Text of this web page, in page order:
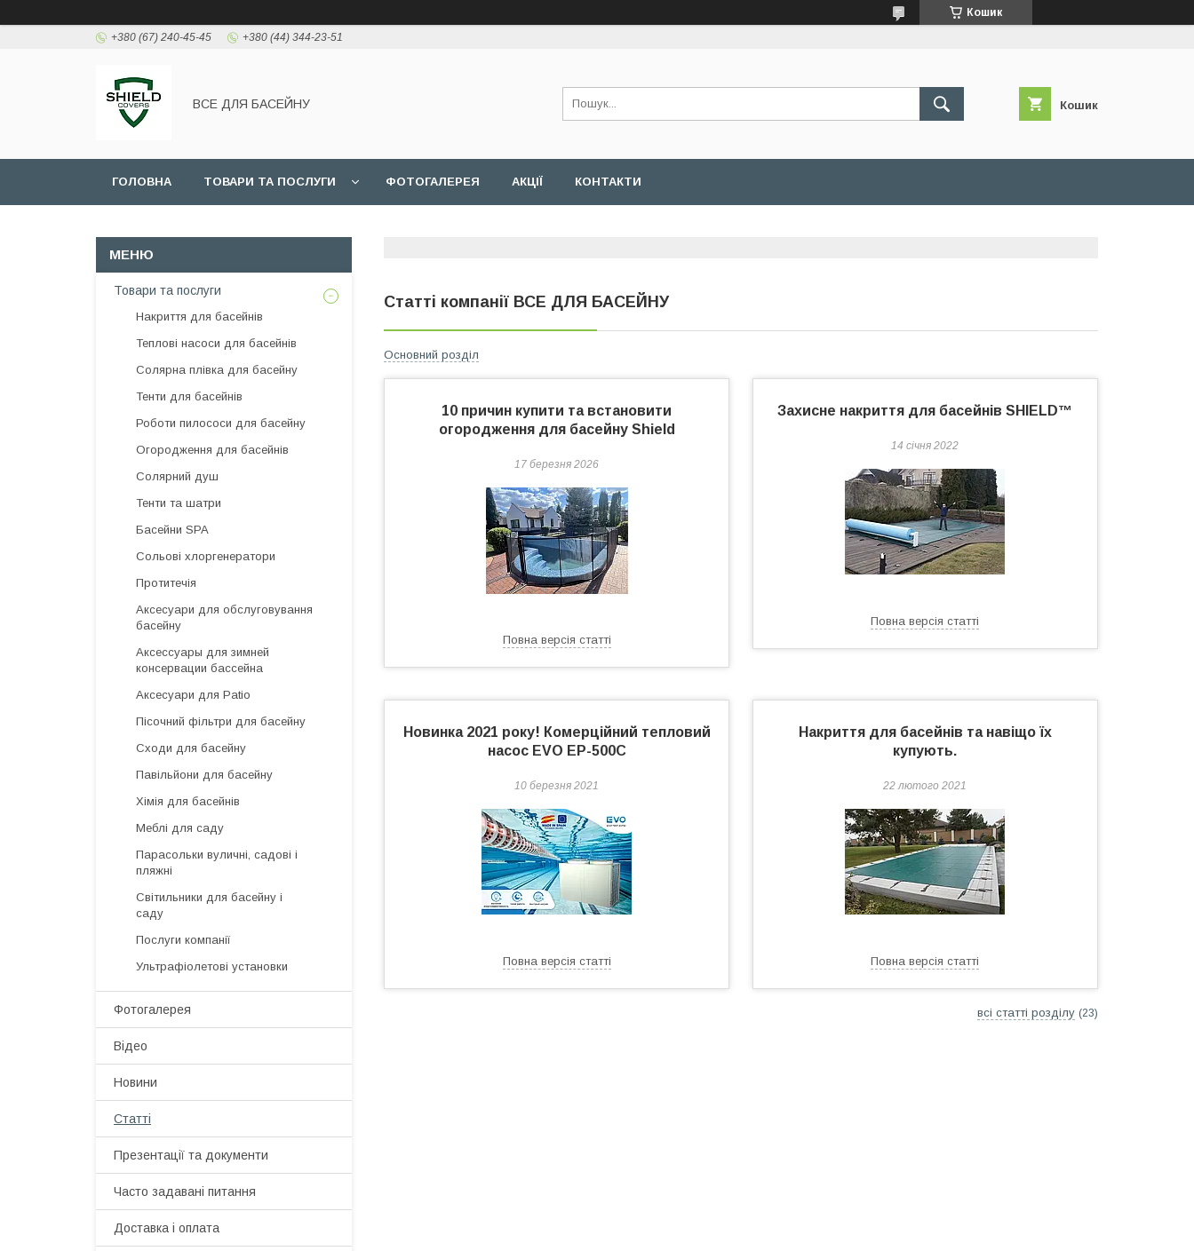
Кошик
+380 (67) 240-45-45 +380 (44) 344-23-51
ВСЕ ДЛЯ БАСЕЙНУ Кошик
ГОЛОВНА ТОВАРИ ТА ПОСЛУГИ ФОТОГАЛЕРЕЯ АКЦІЇ КОНТАКТИ
Статті компанії ВСЕ ДЛЯ БАСЕЙНУ
Основний розділ
10 причин купити та встановити
огородження для басейну Shield
17 березня 2026
Повна версія статті
Захисне накриття для басейнів SHIELD™
14 січня 2022
Повна версія статті
Новинка 2021 року! Комерційний тепловий
насос EVO EP-500С
10 березня 2021
Повна версія статті
Накриття для басейнів та навіщо їх
купують.
22 лютого 2021
Повна версія статті
всі статті розділу 23
Товари та послуги
Накриття для басейнів
Теплові насоси для басейнів
Солярна плівка для басейну
Тенти для басейнів
Роботи пилососи для басейну
Огородження для басейнів
Солярний душ
Тенти та шатри
Басейни SPA
Сольові хлоргенератори
Протитечія
Аксесуари для обслуговування
басейну
Аксессуары для зимней
консервации бассейна
Аксесуари для Patio
Пісочний фільтри для басейну
Сходи для басейну
Павільйони для басейну
Хімія для басейнів
Меблі для саду
Парасольки вуличні, садові і
пляжні
Світильники для басейну і
саду
Послуги компанії
Ультрафіолетові установки
Фотогалерея
Відео
Новини
Статті
Презентації та документи
Часто задавані питання
Доставка і оплата